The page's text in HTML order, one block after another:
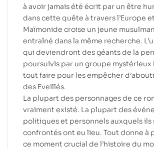
à avoir jamais été écrit par un être
dans cette quête à travers l’Europe
Maïmonide croise un jeune
entraîné dans la même recherche.
qui deviendront des géants de la
poursuivis par un groupe mystérieux
tout faire pour les empêcher
des Eveillés.
La plupart des personnages de ce
vraiment existé. La plupart des
politiques et personnels auxquels ils
confrontés ont eu lieu. Tout donne à
ce moment crucial de l’histoire du